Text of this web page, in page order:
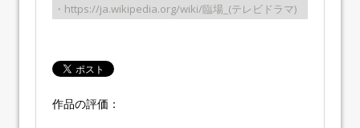
・https://ja.wikipedia.org/wiki/臨場_(テレビドラマ)
作品の評価：